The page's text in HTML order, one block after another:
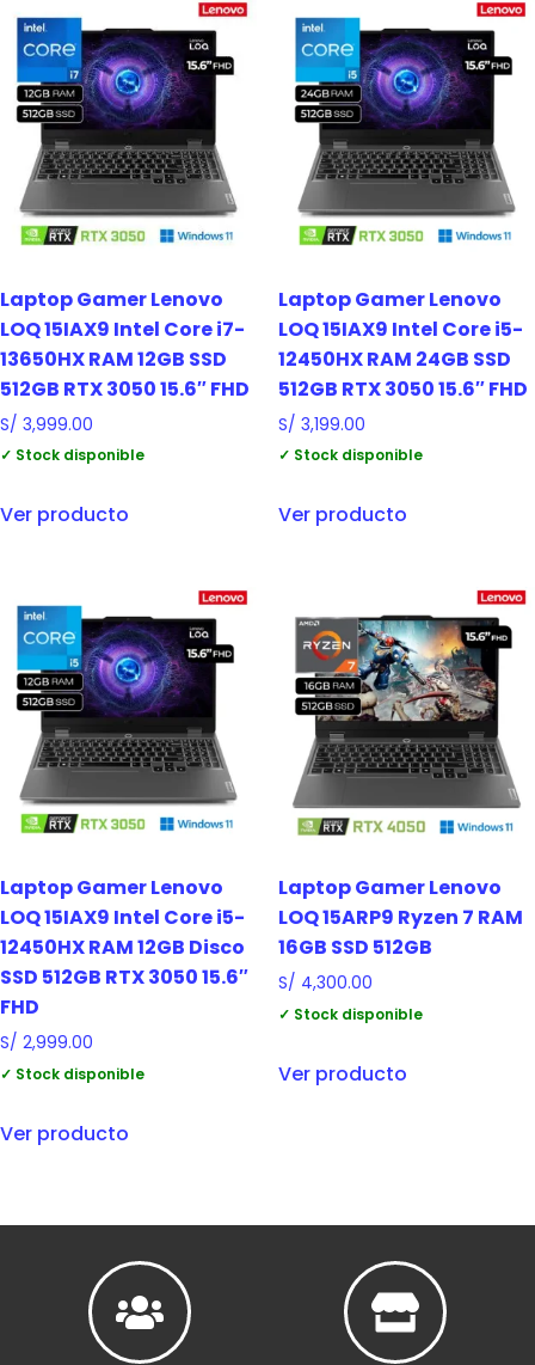
Laptop Gamer Lenovo
LOQ 15IAX9 Intel Core i7-
13650HX RAM 12GB SSD
512GB RTX 3050 15.6″ FHD
S/ 3,999.00
✓ Stock disponible
Ver producto
Laptop Gamer Lenovo
LOQ 15IAX9 Intel Core i5-
12450HX RAM 24GB SSD
512GB RTX 3050 15.6″ FHD
S/ 3,199.00
✓ Stock disponible
Ver producto
Laptop Gamer Lenovo
LOQ 15IAX9 Intel Core i5-
12450HX RAM 12GB Disco
SSD 512GB RTX 3050 15.6″
FHD
S/ 2,999.00
✓ Stock disponible
Ver producto
Laptop Gamer Lenovo
LOQ 15ARP9 Ryzen 7 RAM
16GB SSD 512GB
S/ 4,300.00
✓ Stock disponible
Ver producto